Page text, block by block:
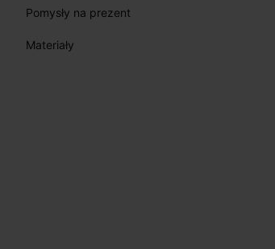
Pomysły na prezent
Materiały